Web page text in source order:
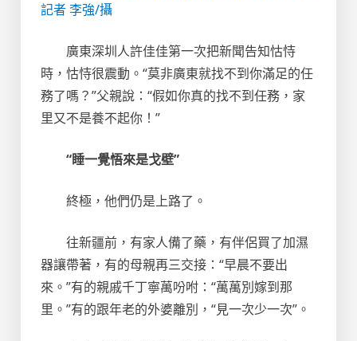
記者 李強/攝
廣東深圳人許佳佳第一次把新聞告知怙恃
時，怙恃很震動。“莫非廣東就找不到你滿足的任
務了嗎？”父親說：“假如你真的找不到任務，家
里又不是養不起你！”
“睡一覺悟來是戈壁”
終極，他們仍是上路了。
往新疆前，有家人備了藥，有伴侶買了加濕
器讓帶著，有的母親再三交接：“早晨不要出
來。”有的親戚千丁寧萬吩咐：“萬萬別嫁到那
里。”有的跟年老的外婆離別，“見一次少一次”。